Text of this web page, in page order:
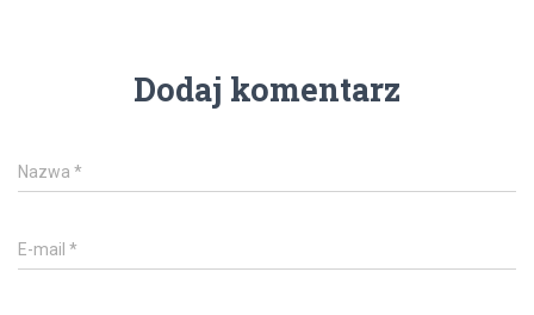
Dodaj komentarz
Nazwa *
E-mail *